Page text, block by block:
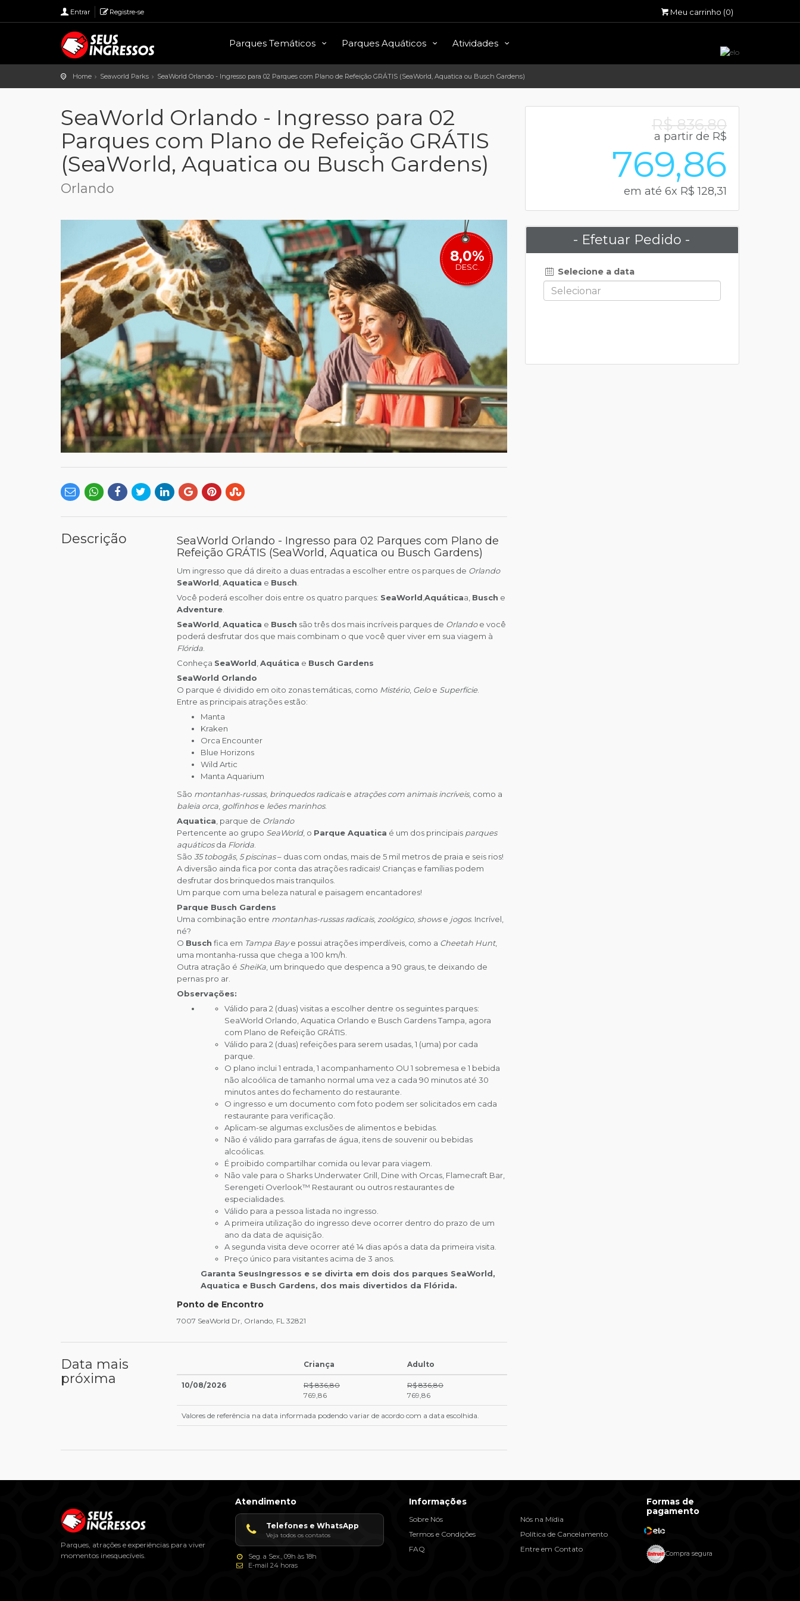
Entrar Registre-se Meu carrinho (0)
Parques Temáticos Parques Aquáticos Atividades
Home Seaworld Parks SeaWorld Orlando - Ingresso para 02 Parques com Plano de Refeição GRÁTIS (SeaWorld, Aquatica ou Busch Gardens)
SeaWorld Orlando - Ingresso para 02
Parques com Plano de Refeição GRÁTIS
(SeaWorld, Aquatica ou Busch Gardens)
Orlando
8,0%
DESC.
Descrição
SeaWorld Orlando - Ingresso para 02 Parques com Plano de
Refeição GRÁTIS (SeaWorld, Aquatica ou Busch Gardens)
Um ingresso que dá direito a duas entradas a escolher entre os parques de Orlando
SeaWorld Aquatica e Busch
Você poderá escolher dois entre os quatro parques: SeaWorld Aquáticaa, Busch e
Adventure
SeaWorld Aquatica e Busch são três dos mais incríveis parques de Orlandoe você
poderá desfrutar dos que mais combinam o que você quer viver em sua viagem à
Flórida
Conheça SeaWorld Aquática e Busch Gardens
SeaWorld Orlando
O parque é dividido em oito zonas temáticas, como Mistério, Geloe Superfície.
Entre as principais atrações estão:
Manta
Kraken
Orca Encounter
Blue Horizons
Wild Artic
Manta Aquarium
São montanhas-russas, brinquedos radicaise atrações com animais incríveis, como a
baleia orca golfinhose leões marinhos.
Aquatica , parque de Orlando
Pertencente ao grupo SeaWorld, o Parque Aquatica é um dos principais parques
aquáticosda Florida
São 35 tobogãs, 5 piscinas– duas com ondas, mais de 5 mil metros de praia e seis rios!
A diversão ainda fica por conta das atrações radicais! Crianças e famílias podem
desfrutar dos brinquedos mais tranquilos.
Um parque com uma beleza natural e paisagem encantadores!
Parque Busch Gardens
Uma combinação entre montanhas-russas radicais, zoológico, showse jogos. Incrível,
né?
O Busch fica em Tampa Baye possui atrações imperdíveis, como a Cheetah Hunt,
uma montanha-russa que chega a 100 km/h.
Outra atração é SheiKa , um brinquedo que despenca a 90 graus, te deixando de
pernas pro ar.
Observações:
Válido para 2 (duas) visitas a escolher dentre os seguintes parques:
SeaWorld Orlando, Aquatica Orlando e Busch Gardens Tampa, agora
com Plano de Refeição GRÁTIS.
Válido para 2 (duas) refeições para serem usadas, 1 (uma) por cada
parque.
O plano inclui 1 entrada, 1 acompanhamento OU 1 sobremesa e 1 bebida
não alcoólica de tamanho normal uma vez a cada 90 minutos até 30
minutos antes do fechamento do restaurante.
O ingresso e um documento com foto podem ser solicitados em cada
restaurante para verificação.
Aplicam-se algumas exclusões de alimentos e bebidas.
Não é válido para garrafas de água, itens de souvenir ou bebidas
alcoólicas.
É proibido compartilhar comida ou levar para viagem.
Não vale para o Sharks Underwater Grill, Dine with Orcas, Flamecraft Bar,
Serengeti Overlook™ Restaurant ou outros restaurantes de
especialidades.
Válido para a pessoa listada no ingresso.
A primeira utilização do ingresso deve ocorrer dentro do prazo de um
ano da data de aquisição.
A segunda visita deve ocorrer até 14 dias após a data da primeira visita.
Preço único para visitantes acima de 3 anos.
Garanta SeusIngressos e se divirta em dois dos parques SeaWorld,
Aquatica e Busch Gardens, dos mais divertidos da Flórida.
Ponto de Encontro
7007 SeaWorld Dr, Orlando, FL 32821
Data mais
próxima
Criança Adulto
10/08/2026
R$ 836,80
769,86
R$ 836,80
769,86
Valores de referência na data informada podendo variar de acordo com a data escolhida.
R$ 836,80
a partir de R$
769,86
em até 6x R$ 128,31
- Efetuar Pedido -
Selecione a data
Parques, atrações e experiências para viver
momentos inesquecíveis.
Atendimento
Telefones e WhatsApp
Veja todos os contatos
Seg. a Sex., 09h às 18h
E-mail 24 horas
Informações
Sobre Nós
Nós na Mídia
Termos e Condições
Política de Cancelamento
FAQ
Entre em Contato
Formas de
pagamento
Compra segura